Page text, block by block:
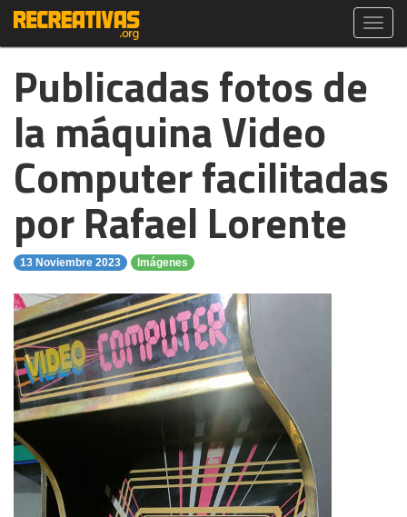
Publicadas fotos de
la máquina Video
Computer facilitadas
por Rafael Lorente
13 Noviembre 2023 Imágenes